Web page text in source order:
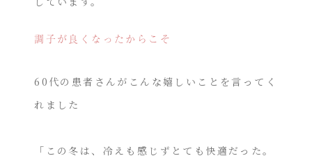
調子が良くなったからこそ
60代の患者さんがこんな嬉しいことを言ってく
れました
「この冬は、冷えも感じずとても快適だった。